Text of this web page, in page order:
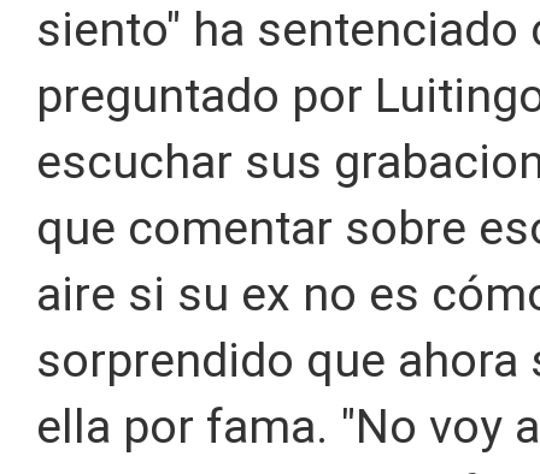
siento" ha sentenciado
preguntado por
escuchar sus
que comentar sobre
aire si su ex no es
sorprendido que
ella por fama. "No voy